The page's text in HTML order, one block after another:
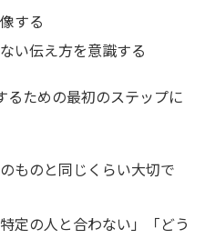
する
い伝え方を意識する
るための最初のステップに
ものと同じくらい大切で
定の人と合わない」「どう